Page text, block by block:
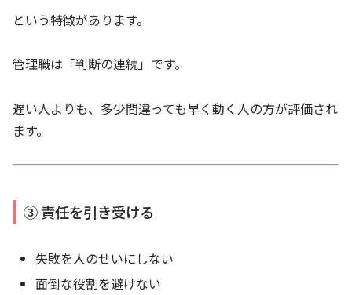
という特徴があります。
管理職は「判断の連続」です。
遅い人よりも、多少間違っても早く動く人の方が評価され
ます。
③ 責任を引き受ける
失敗を人のせいにしない
面倒な役割を避けない